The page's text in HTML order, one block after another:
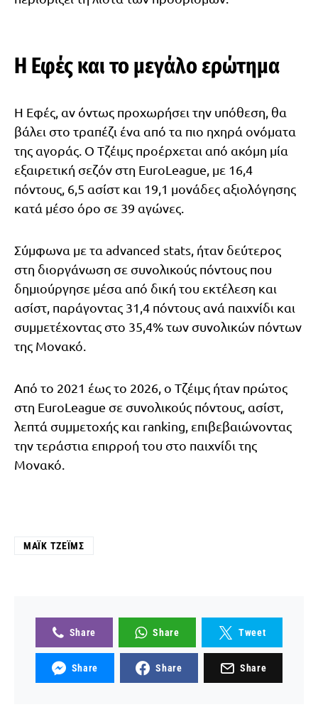
Η Εφές και το μεγάλο ερώτημα
Η Εφές, αν όντως προχωρήσει την υπόθεση, θα
βάλει στο τραπέζι ένα από τα πιο ηχηρά ονόματα
της αγοράς. Ο Τζέιμς προέρχεται από ακόμη μία
εξαιρετική σεζόν στη EuroLeague, με 16,4
πόντους, 6,5 ασίστ και 19,1 μονάδες αξιολόγησης
κατά μέσο όρο σε 39 αγώνες.
Σύμφωνα με τα advanced stats, ήταν δεύτερος
στη διοργάνωση σε συνολικούς πόντους που
δημιούργησε μέσα από δική του εκτέλεση και
ασίστ, παράγοντας 31,4 πόντους ανά παιχνίδι και
συμμετέχοντας στο 35,4% των συνολικών πόντων
της Μονακό.
Από το 2021 έως το 2026, ο Τζέιμς ήταν πρώτος
στη EuroLeague σε συνολικούς πόντους, ασίστ,
λεπτά συμμετοχής και ranking, επιβεβαιώνοντας
την τεράστια επιρροή του στο παιχνίδι της
Μονακό.
ΜΆΙΚ ΤΖΈΙΜΣ
Share Share Tweet
Share Share Share